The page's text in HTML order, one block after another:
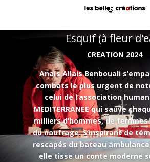
Esquif (à fleur
CREATION 2024
Anaïs Allais Benbouali
combats le plus urgent de
celui de l’association
MEDITERRANEE qui sauve
milliers d’hommes, de
du naufrage. S’inspirant de
rescapés du bateau
elle tisse un conte moderne